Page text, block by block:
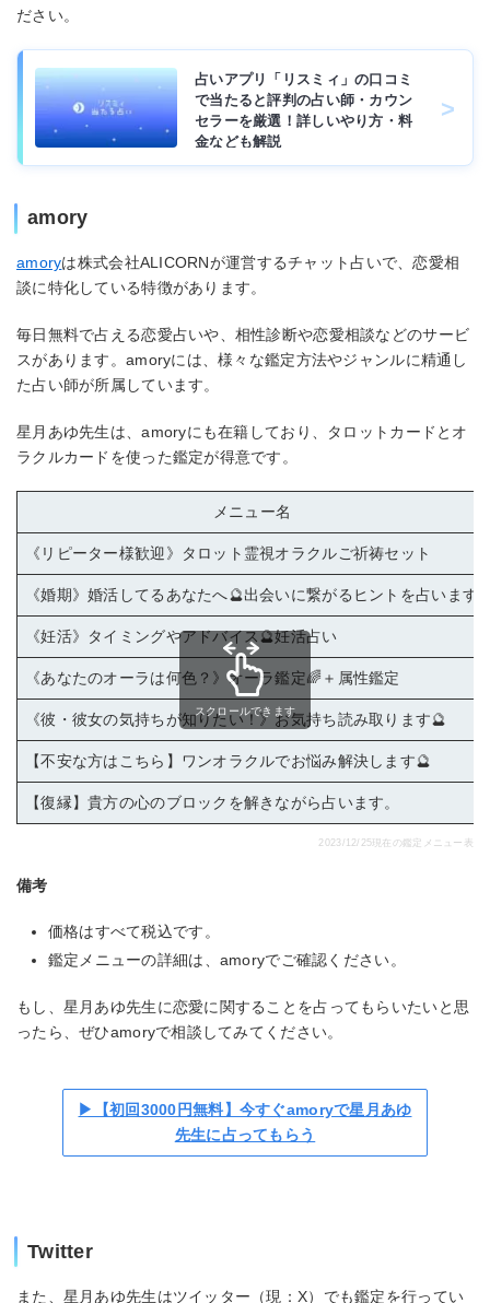
ださい。
占いアプリ「リスミィ」の口コミ
で当たると評判の占い師・カウン
セラーを厳選！詳しいやり方・料
金なども解説
amory
amoryは株式会社ALICORNが運営するチャット占いで、恋愛相
談に特化している特徴があります。
毎日無料で占える恋愛占いや、相性診断や恋愛相談などのサービ
スがあります。amoryには、様々な鑑定方法やジャンルに精通し
た占い師が所属しています。
星月あゆ先生は、amoryにも在籍しており、タロットカードとオ
ラクルカードを使った鑑定が得意です。
メニュー名
《リピーター様歓迎》タロット霊視オラクルご祈祷セット
《婚期》婚活してるあなたへ🔮出会いに繋がるヒントを占います
《妊活》タイミングやアドバイス🔮妊活占い
《あなたのオーラは何色？》オーラ鑑定🌈＋属性鑑定
《彼・彼女の気持ちが知りたい！》お気持ち読み取ります🔮
【不安な方はこちら】ワンオラクルでお悩み解決します🔮
【復縁】貴方の心のブロックを解きながら占います。
スクロールできます
2023/12/25現在の鑑定メニュー表
備考
価格はすべて税込です。
鑑定メニューの詳細は、amoryでご確認ください。
もし、星月あゆ先生に恋愛に関することを占ってもらいたいと思
ったら、ぜひamoryで相談してみてください。
▶【初回3000円無料】今すぐamoryで星月あゆ
先生に占ってもらう
Twitter
また、星月あゆ先生はツイッター（現：X）でも鑑定を行ってい